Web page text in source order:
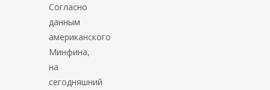
Согласно
данным
американского
Минфина,
на
сегодняшний